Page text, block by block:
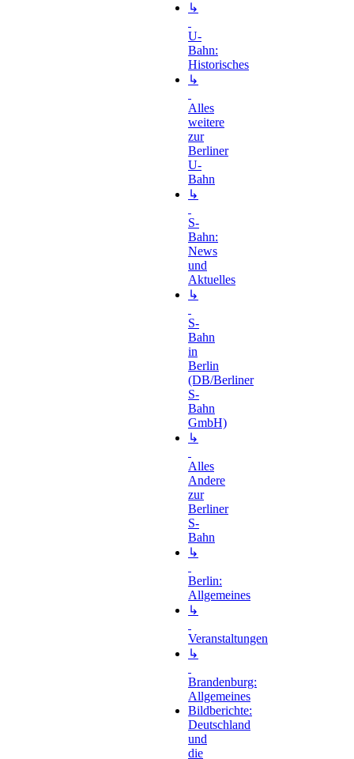
↳
U-
Bahn:
Historisches
↳
Alles
weitere
zur
Berliner
U-
Bahn
↳
S-
Bahn:
News
und
Aktuelles
↳
S-
Bahn
in
Berlin
(DB/Berliner
S-
Bahn
GmbH)
↳
Alles
Andere
zur
Berliner
S-
Bahn
↳
Berlin:
Allgemeines
↳
Veranstaltungen
↳
Brandenburg:
Allgemeines
Bildberichte:
Deutschland
und
die